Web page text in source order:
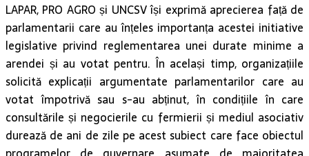
LAPAR, PRO AGRO și UNCSV își exprimă aprecierea față de
parlamentarii care au înțeles importanța acestei initiative
legislative privind reglementarea unei durate minime a
arendei și au votat pentru. În același timp, organizațiile
solicită explicații argumentate parlamentarilor care au
votat împotrivă sau s-au abținut, în condițiile în care
consultările și negocierile cu fermierii și mediul asociativ
durează de ani de zile pe acest subiect care face obiectul